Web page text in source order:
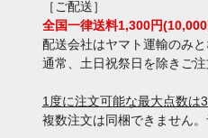
［ご配送］
全国一律送料1,300円
配送会社はヤマト運輸のみと
通常、土日祝祭日を除きご
1度に注文可能な最大点数は
複数注文は同梱できません